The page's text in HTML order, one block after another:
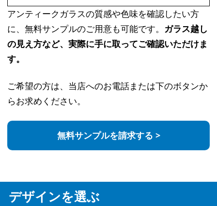
アンティークガラスの質感や色味を確認したい方
に、無料サンプルのご用意も可能です。 ガラス越し
の見え方など、実際に手に取ってご確認いただけま
す。
ご希望の方は、当店へのお電話または下のボタンか
らお求めください。
無料サンプルを請求する >
デザインを選ぶ